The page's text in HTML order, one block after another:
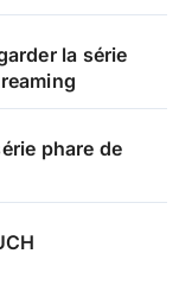
la série
phare de